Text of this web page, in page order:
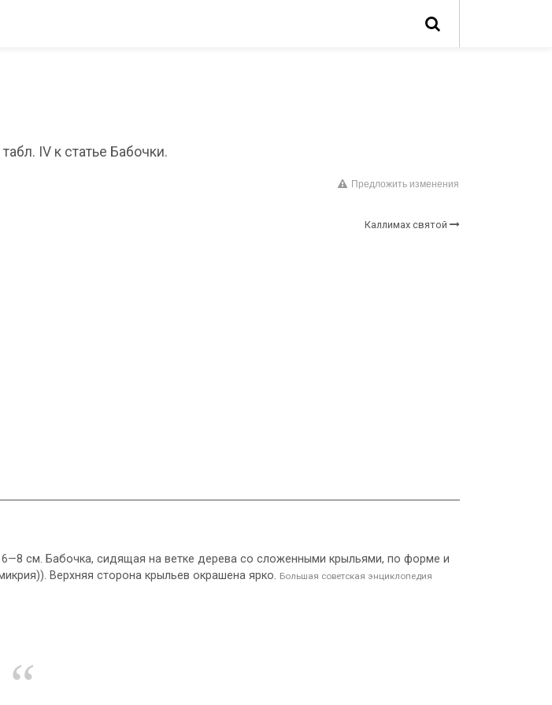
IV к статье Бабочки.
Предложить изменения
Каллимах святой
см. Бабочка, сидящая на ветке дерева со сложенными крыльями, по форме и
Верхняя сторона крыльев окрашена ярко. Большая советская энциклопедия